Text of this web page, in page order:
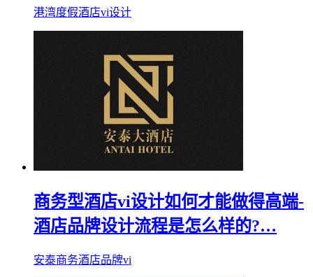
港湾度假酒店vi设计
商务型酒店vi设计如何才能做得高端-
酒店品牌设计流程是怎么样的?…
安泰商务酒店品牌vi